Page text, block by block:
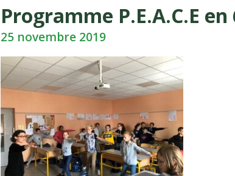
Programme P.E.A.C.E en
25 novembre 2019